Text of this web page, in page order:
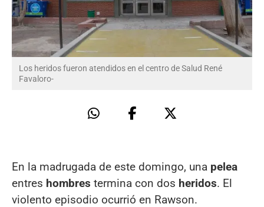
Los heridos fueron atendidos en el centro de Salud René
Favaloro-
En la madrugada de este domingo, una pelea
entres hombres termina con dos heridos. El
violento episodio ocurrió en Rawson.